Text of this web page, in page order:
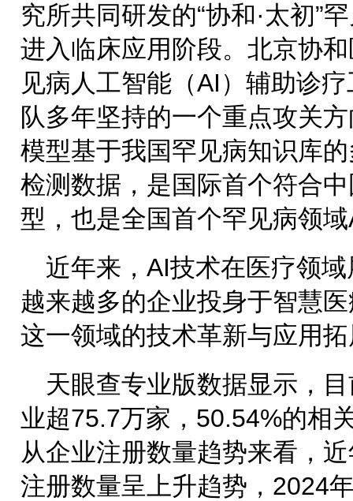
究所共同研发的“协和·太初”
进入临床应用阶段。北京协
见病人工智能（AI）辅助诊
队多年坚持的一个重点攻关
模型基于我国罕见病知识库
检测数据，是国际首个符合
型，也是全国首个罕见病领
近年来，AI技术在医疗领
越来越多的企业投身于智慧
这一领域的技术革新与应用
天眼查专业版数据显示，
业超75.7万家，50.54%的相
从企业注册数量趋势来看，
注册数量呈上升趋势，2024